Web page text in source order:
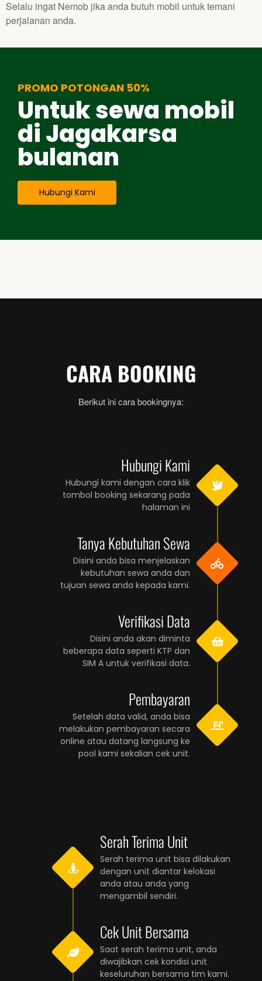
Selalu ingat Nemob jika anda butuh mobil untuk temani
perjalanan anda.
PROMO POTONGAN 50%
Untuk sewa mobil
di Jagakarsa
bulanan
Hubungi Kami
CARA BOOKING
Berikut ini cara bookingnya:
Hubungi Kami
Hubungi kami dengan cara klik
tombol booking sekarang pada
halaman ini
Tanya Kebutuhan Sewa
Disini anda bisa menjelaskan
kebutuhan sewa anda dan
tujuan sewa anda kepada kami.
Verifikasi Data
Disini anda akan diminta
beberapa data seperti KTP dan
SIM A untuk verifikasi data.
Pembayaran
Setelah data valid, anda bisa
melakukan pembayaran secara
online atau datang langsung ke
pool kami sekalian cek unit.
Serah Terima Unit
Serah terima unit bisa dilakukan
dengan unit diantar kelokasi
anda atau anda yang
mengambil sendiri.
Cek Unit Bersama
Saat serah terima unit, anda
diwajibkan cek kondisi unit
keseluruhan bersama tim kami.